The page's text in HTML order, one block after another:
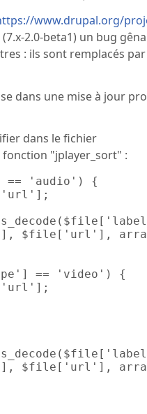
www.drupal.org/
2.0-beta1) un bug
: ils sont remplacés
dans une mise à jour
dans le fichier
"jplayer_sort" :
'audio') {
$file['url'],
== 'video') {
$file['url'],